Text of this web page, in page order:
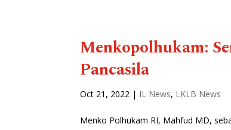
Menkopolhukam:
Pancasila
Oct 21, 2022 | IL News, LKLB News
Menko Polhukam RI, Mahfud MD,